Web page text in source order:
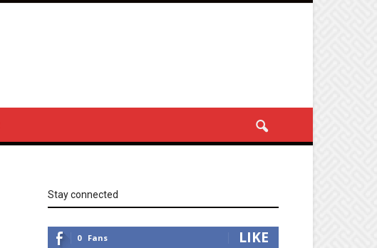
Stay connected
0 Fans LIKE